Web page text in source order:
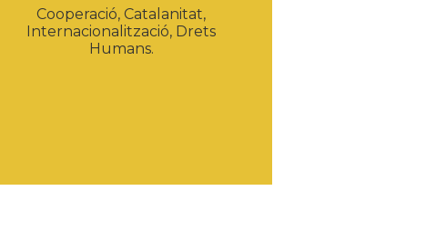
Cooperació, Catalanitat,
Internacionalització, Drets
Humans.